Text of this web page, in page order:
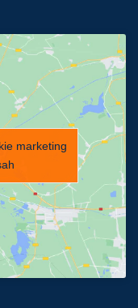
marketing